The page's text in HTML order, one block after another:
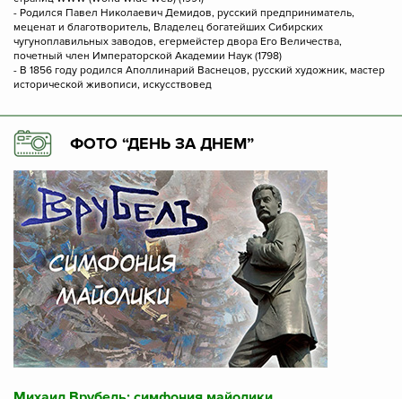
- Родился Павел Николаевич Демидов, русский предприниматель,
меценат и благотворитель, Владелец богатейших Сибирских
чугуноплавильных заводов, егермейстер двора Его Величества,
почетный член Императорской Академии Наук (1798)
- В 1856 году родился Аполлинарий Васнецов, русский художник, мастер
исторической живописи, искусствовед
ФОТО “ДЕНЬ ЗА ДНЕМ”